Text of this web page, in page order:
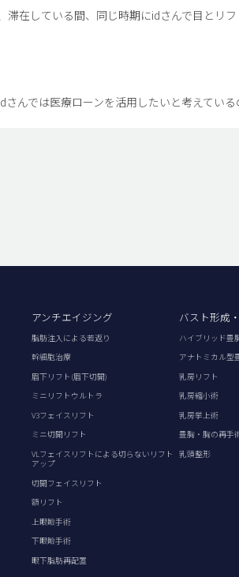
在している間、同じ時期にidさんで目とリ
んでは医療ローンを活用したいと考えてい
アンチエイジング
脂肪注入による若返り
幹細胞治療
眉下リフト(眉下切開)
ミニリフトウルトラ
V3フェイスリフト
ミニ切開リフト
VLフェイスリフトによる切らないリフト
アップ
切開フェイスリフト
額リフト
上眼瞼手術
下眼瞼手術
眼下脂肪再配置
バスト形成
ハイブリッド豊
アナトミカル型
乳房リフト
乳房縮小術
乳房挙上術
豊胸・胸の再手
乳頭整形